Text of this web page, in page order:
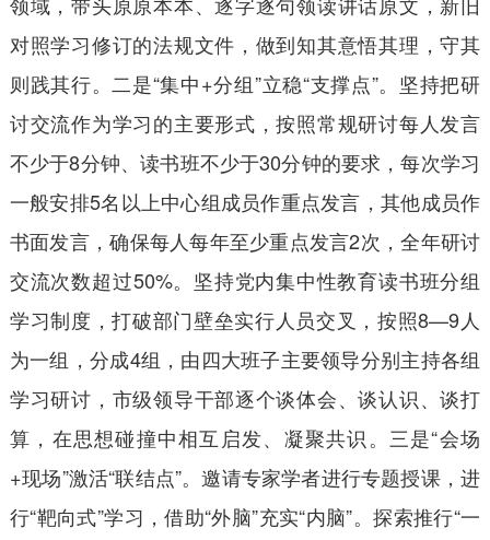
对照学习修订的法规文件，做到知其意悟其理，守其
则践其行。二是“集中+分组”立稳“支撑点”。坚持把研
讨交流作为学习的主要形式，按照常规研讨每人发言
不少于8分钟、读书班不少于30分钟的要求，每次学习
一般安排5名以上中心组成员作重点发言，其他成员作
书面发言，确保每人每年至少重点发言2次，全年研讨
交流次数超过50%。坚持党内集中性教育读书班分组
学习制度，打破部门壁垒实行人员交叉，按照8—9人
为一组，分成4组，由四大班子主要领导分别主持各组
学习研讨，市级领导干部逐个谈体会、谈认识、谈打
算，在思想碰撞中相互启发、凝聚共识。三是“会场
+现场”激活“联结点”。邀请专家学者进行专题授课，进
行“靶向式”学习，借助“外脑”充实“内脑”。探索推行“一